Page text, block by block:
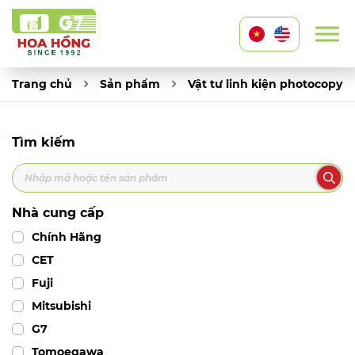
Trang chủ Sản phẩm Vật tư linh kiện photocopy
Tìm kiếm
Nhà cung cấp
Chính Hãng
CET
Fuji
Mitsubishi
G7
Tomoegawa